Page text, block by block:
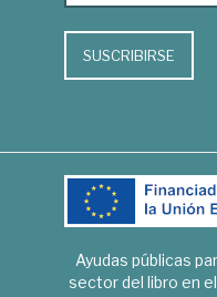
SUSCRIBIRSE
Ayudas públicas
sector del libro en